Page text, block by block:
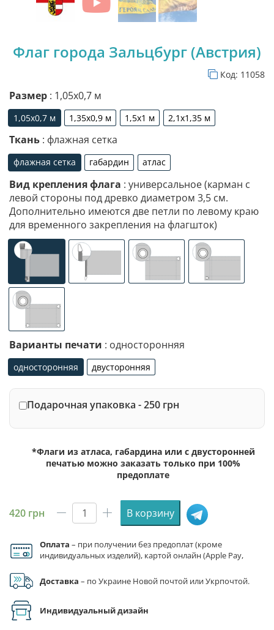
Флаг города Зальцбург (Австрия)
Код: 11058
Размер : 1,05х0,7 м
1,05х0,7 м
1,05х0,7 м
1,35х0,9 м
1,35х0,9 м
1,5х1 м
1,5х1 м
2,1х1,35 м
2,1х1,35 м
Ткань : флажная сетка
флажная сетка
флажная сетка
габардин
габардин
атлас
атлас
Вид крепления флага : универсальное (карман с
левой стороны под древко диаметром 3,5 см.
Дополнительно имеются две петли по левому краю
для временного закрепления на флагшток)
Варианты печати : односторонняя
односторонняя
односторонняя
двусторонняя
двусторонняя
Подарочная упаковка - 250 грн
*Флаги из атласа, габардина или с двусторонней
печатью можно заказать только при 100%
предоплате
420 грн
Количество
Флаг
города
(Австрия)
В корзину
Оплата – при получении без предоплат (кроме
индивидуальных изделий), картой онлайн (Apple Pay,
Доставка – по Украине Новой почтой или Укрпочтой.
Индивидуальный дизайн